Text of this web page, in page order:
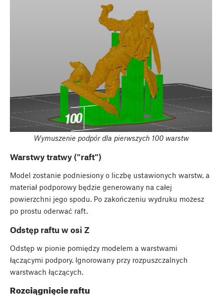
Wymuszenie podpór dla pierwszych 100 warstw
Warstwy tratwy ("raft")
Model zostanie podniesiony o liczbę ustawionych warstw, a
materiał podporowy będzie generowany na całej
powierzchni jego spodu. Po zakończeniu wydruku możesz
po prostu oderwać raft.
Odstęp raftu w osi Z
Odstęp w pionie pomiędzy modelem a warstwami
łączącymi podpory. Ignorowany przy rozpuszczalnych
warstwach łączących.
Rozciągnięcie raftu